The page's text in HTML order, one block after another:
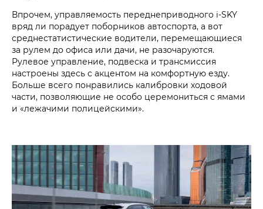
Впрочем, управляемость переднеприводного i‑SKY
вряд ли порадует поборников автоспорта, а вот
среднестатистические водители, перемещающиеся
за рулем до офиса или дачи, не разочаруются.
Рулевое управление, подвеска и трансмиссия
настроены здесь с акцентом на комфортную езду.
Больше всего понравились калибровки ходовой
части, позволяющие не особо церемониться с ямами
и «лежачими полицейскими».